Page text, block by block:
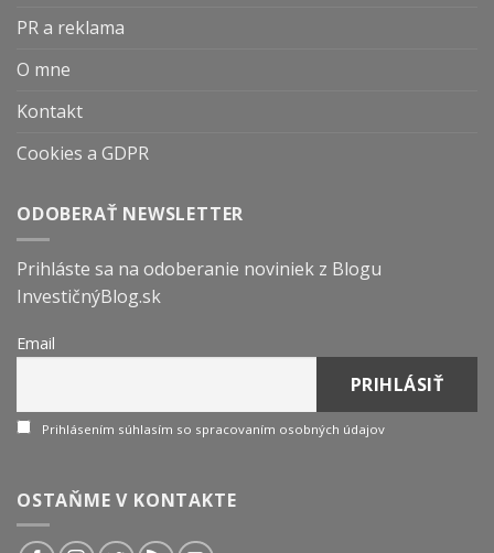
PR a reklama
O mne
Kontakt
Cookies a GDPR
ODOBERAŤ NEWSLETTER
Prihláste sa na odoberanie noviniek z Blogu
InvestičnýBlog.sk
Email
Prihlásením súhlasím so spracovaním osobných údajov
OSTAŇME V KONTAKTE